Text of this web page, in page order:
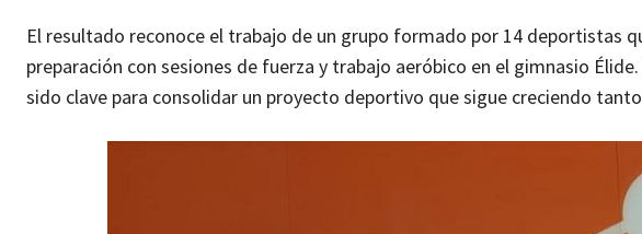
El resultado reconoce el trabajo de un grupo formado por 14 deportistas
preparación con sesiones de fuerza y trabajo aeróbico en el gimnasio
sido clave para consolidar un proyecto deportivo que sigue creciendo